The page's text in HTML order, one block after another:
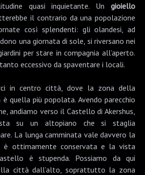
quasi inquietante. Un gioiello
il contrario da una popolazione
così splendenti: gli olandesi, ad
una giornata di sole, si riversano nei
per stare in compagnia all’aperto.
eccessivo da spaventare i locali.
in centro città, dove la zona della
quella più popolata. Avendo parecchio
andiamo verso il Castello di Akershus
su un altopiano che si staglia
La lunga camminata vale davvero la
è ottimamente conservata e la vista
è stupenda. Possiamo da qui
città dall’alto, soprattutto la zona